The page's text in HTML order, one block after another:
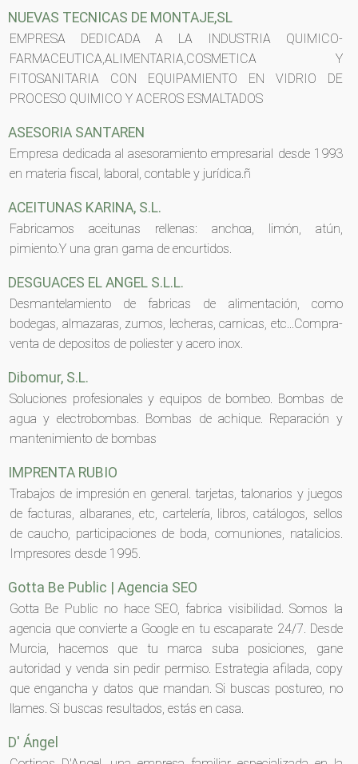
NUEVAS TECNICAS DE MONTAJE,SL
EMPRESA DEDICADA A LA INDUSTRIA QUIMICO-
FARMACEUTICA,ALIMENTARIA,COSMETICA Y
FITOSANITARIA CON EQUIPAMIENTO EN VIDRIO DE
PROCESO QUIMICO Y ACEROS ESMALTADOS
ASESORIA SANTAREN
Empresa dedicada al asesoramiento empresarial desde 1993
en materia fiscal, laboral, contable y jurídica.ñ
ACEITUNAS KARINA, S.L.
Fabricamos aceitunas rellenas: anchoa, limón, atún,
pimiento.Y una gran gama de encurtidos.
DESGUACES EL ANGEL S.L.L.
Desmantelamiento de fabricas de alimentación, como
bodegas, almazaras, zumos, lecheras, carnicas, etc...Compra-
venta de depositos de poliester y acero inox.
Dibomur, S.L.
Soluciones profesionales y equipos de bombeo. Bombas de
agua y electrobombas. Bombas de achique. Reparación y
mantenimiento de bombas
IMPRENTA RUBIO
Trabajos de impresión en general. tarjetas, talonarios y juegos
de facturas, albaranes, etc, cartelería, libros, catálogos, sellos
de caucho, participaciones de boda, comuniones, natalicios.
Impresores desde 1995.
Gotta Be Public | Agencia SEO
Gotta Be Public no hace SEO, fabrica visibilidad. Somos la
agencia que convierte a Google en tu escaparate 24/7. Desde
Murcia, hacemos que tu marca suba posiciones, gane
autoridad y venda sin pedir permiso. Estrategia afilada, copy
que engancha y datos que mandan. Si buscas postureo, no
llames. Si buscas resultados, estás en casa.
D' Ángel